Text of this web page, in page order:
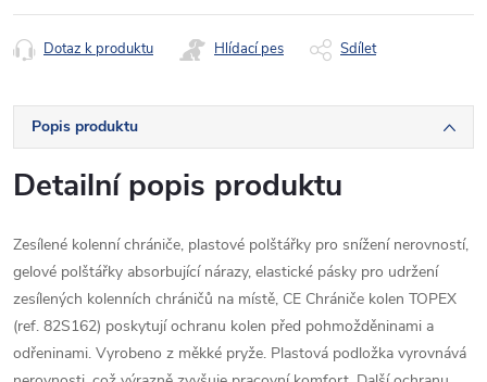
Dotaz k produktu Hlídací pes Sdílet
Popis produktu
Detailní popis produktu
Zesílené kolenní chrániče, plastové polštářky pro snížení nerovností,
gelové polštářky absorbující nárazy, elastické pásky pro udržení
zesílených kolenních chráničů na místě, CE Chrániče kolen TOPEX
(ref. 82S162) poskytují ochranu kolen před pohmožděninami a
odřeninami. Vyrobeno z měkké pryže. Plastová podložka vyrovnává